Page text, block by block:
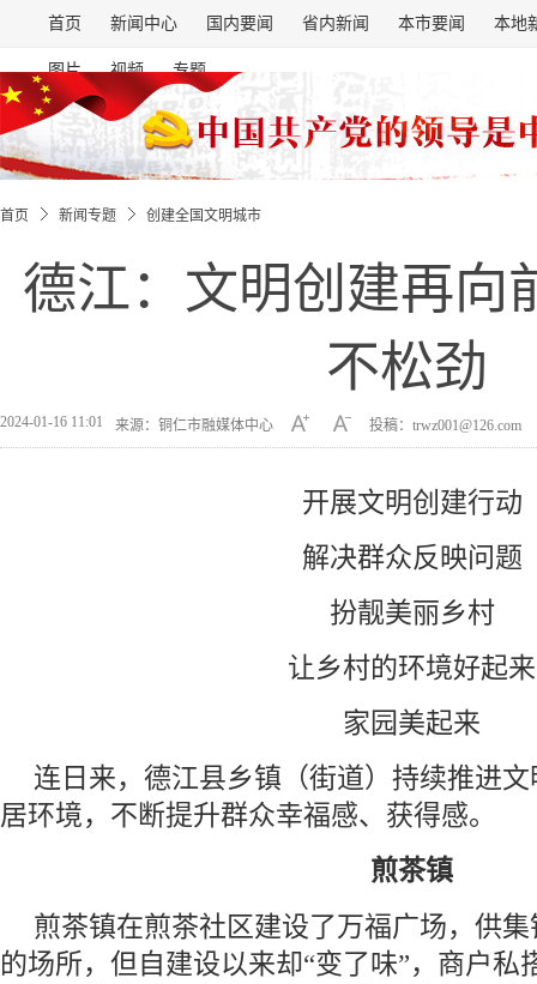
首页 新闻中心 国内要闻 省内新闻 本市要闻 本地
图片 视频 专题
首页 新闻专题 创建全国文明城市
德江：文明创建再向
不松劲
2024-01-16 11:01 来源：铜仁市融媒体中心 投稿：trwz001@126.com
开展文明创建行动
解决群众反映问题
扮靓美丽乡村
让乡村的环境好起来
家园美起来
连日来，德江县乡镇（街道）持续推进
居环境，不断提升群众幸福感、获得感。
煎茶镇
煎茶镇在煎茶社区建设了万福广场，供
的场所，但自建设以来却“变了味”，商户私